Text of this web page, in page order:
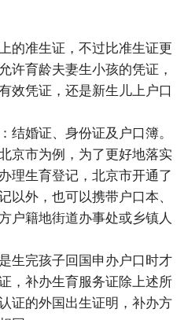
的准生证，不过比准生证更
许育龄夫妻生小孩的凭证，
效凭证，还是新生儿上户口
结婚证、身份证及户口簿。
京市为例，为了更好地落实
理生育登记，北京市开通了
以外，也可以携带户口本、
户籍地街道办事处或乡镇人
生完孩子回国申办户口时才
，补办生育服务证除上述所
证的外国出生证明，补办方